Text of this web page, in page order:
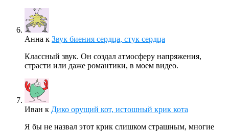
Анна к Звук биения сердца, стук сердца
Классный звук. Он создал атмосферу напряжения,
страсти или даже романтики, в моем видео.
Иван к Дико орущий кот, истошный крик кота
Я бы не назвал этот крик слишком страшным, многие